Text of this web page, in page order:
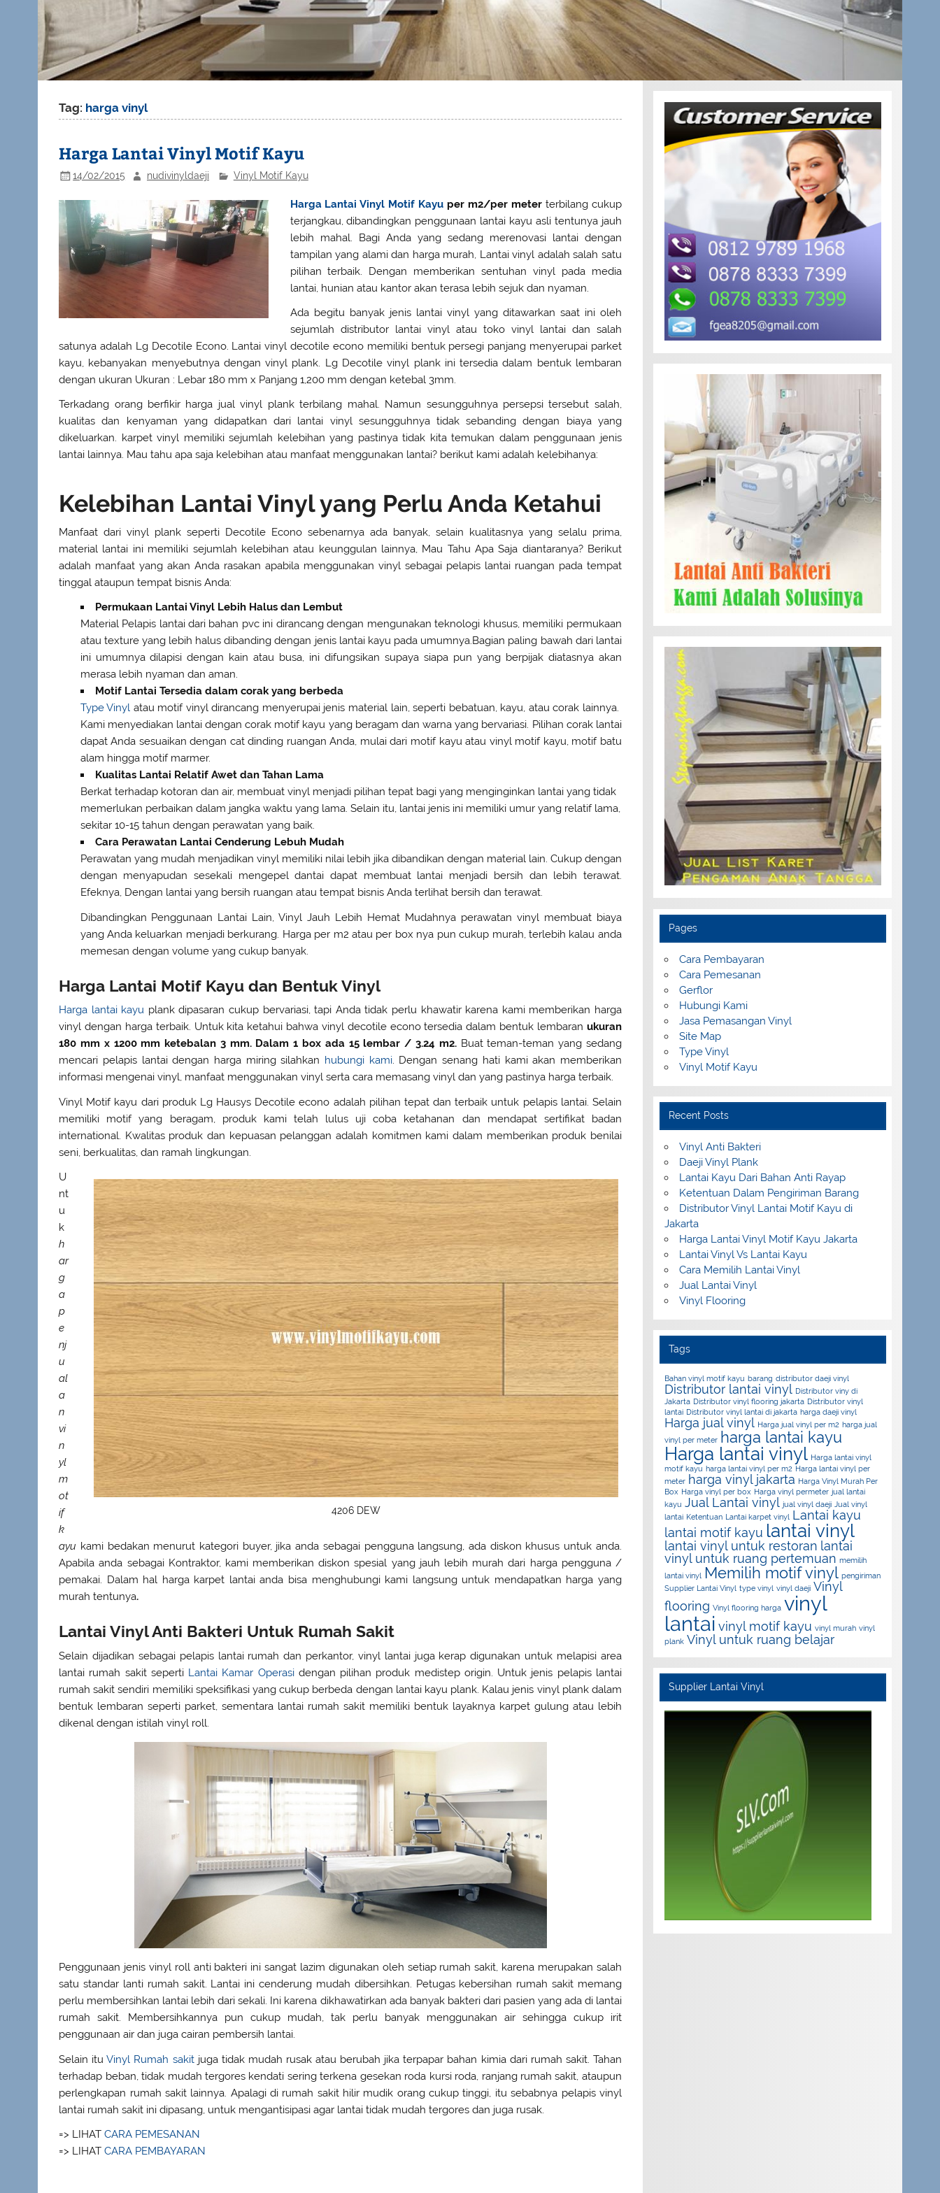
Tag: harga vinyl
Harga Lantai Vinyl Motif Kayu
14/02/2015 nudivinyldaeji Vinyl Motif Kayu
Harga Lantai Vinyl Motif Kayu per m2/per meter terbilang cukup
terjangkau, dibandingkan penggunaan lantai kayu asli tentunya jauh
lebih mahal. Bagi Anda yang sedang merenovasi lantai dengan
tampilan yang alami dan harga murah, Lantai vinyl adalah salah satu
pilihan terbaik. Dengan memberikan sentuhan vinyl pada media
lantai, hunian atau kantor akan terasa lebih sejuk dan nyaman.
Ada begitu banyak jenis lantai vinyl yang ditawarkan saat ini oleh
sejumlah distributor lantai vinyl atau toko vinyl lantai dan salah
satunya adalah Lg Decotile Econo. Lantai vinyl decotile econo memiliki bentuk persegi panjang menyerupai parket
kayu, kebanyakan menyebutnya dengan vinyl plank. Lg Decotile vinyl plank ini tersedia dalam bentuk lembaran
dengan ukuran Ukuran : Lebar 180 mm x Panjang 1,200 mm dengan ketebal 3mm.
Terkadang orang berfikir harga jual vinyl plank terbilang mahal. Namun sesungguhnya persepsi tersebut salah,
kualitas dan kenyaman yang didapatkan dari lantai vinyl sesungguhnya tidak sebanding dengan biaya yang
dikeluarkan. karpet vinyl memiliki sejumlah kelebihan yang pastinya tidak kita temukan dalam penggunaan jenis
lantai lainnya. Mau tahu apa saja kelebihan atau manfaat menggunakan lantai? berikut kami adalah kelebihanya:
Kelebihan Lantai Vinyl yang Perlu Anda Ketahui
Manfaat dari vinyl plank seperti Decotile Econo sebenarnya ada banyak, selain kualitasnya yang selalu prima,
material lantai ini memiliki sejumlah kelebihan atau keunggulan lainnya, Mau Tahu Apa Saja diantaranya? Berikut
adalah manfaat yang akan Anda rasakan apabila menggunakan vinyl sebagai pelapis lantai ruangan pada tempat
tinggal ataupun tempat bisnis Anda:
Permukaan Lantai Vinyl Lebih Halus dan Lembut
Material Pelapis lantai dari bahan pvc ini dirancang dengan mengunakan teknologi khusus, memiliki permukaan
atau texture yang lebih halus dibanding dengan jenis lantai kayu pada umumnya.Bagian paling bawah dari lantai
ini umumnya dilapisi dengan kain atau busa, ini difungsikan supaya siapa pun yang berpijak diatasnya akan
merasa lebih nyaman dan aman.
Motif Lantai Tersedia dalam corak yang berbeda
Type Vinyl atau motif vinyl dirancang menyerupai jenis material lain, seperti bebatuan, kayu, atau corak lainnya.
Kami menyediakan lantai dengan corak motif kayu yang beragam dan warna yang bervariasi. Pilihan corak lantai
dapat Anda sesuaikan dengan cat dinding ruangan Anda, mulai dari motif kayu atau vinyl motif kayu, motif batu
alam hingga motif marmer.
Kualitas Lantai Relatif Awet dan Tahan Lama
Berkat terhadap kotoran dan air, membuat vinyl menjadi pilihan tepat bagi yang menginginkan lantai yang tidak
memerlukan perbaikan dalam jangka waktu yang lama. Selain itu, lantai jenis ini memiliki umur yang relatif lama,
sekitar 10-15 tahun dengan perawatan yang baik.
Cara Perawatan Lantai Cenderung Lebuh Mudah
Perawatan yang mudah menjadikan vinyl memiliki nilai lebih jika dibandikan dengan material lain. Cukup dengan
dengan menyapudan sesekali mengepel dantai dapat membuat lantai menjadi bersih dan lebih terawat.
Efeknya, Dengan lantai yang bersih ruangan atau tempat bisnis Anda terlihat bersih dan terawat.
Dibandingkan Penggunaan Lantai Lain, Vinyl Jauh Lebih Hemat Mudahnya perawatan vinyl membuat biaya
yang Anda keluarkan menjadi berkurang. Harga per m2 atau per box nya pun cukup murah, terlebih kalau anda
memesan dengan volume yang cukup banyak.
Harga Lantai Motif Kayu dan Bentuk Vinyl
Harga lantai kayu plank dipasaran cukup bervariasi, tapi Anda tidak perlu khawatir karena kami memberikan harga
vinyl dengan harga terbaik. Untuk kita ketahui bahwa vinyl decotile econo tersedia dalam bentuk lembaran ukuran
180 mm x 1200 mm ketebalan 3 mm. Dalam 1 box ada 15 lembar / 3.24 m2. Buat teman-teman yang sedang
mencari pelapis lantai dengan harga miring silahkan hubungi kami. Dengan senang hati kami akan memberikan
informasi mengenai vinyl, manfaat menggunakan vinyl serta cara memasang vinyl dan yang pastinya harga terbaik.
Vinyl Motif kayu dari produk Lg Hausys Decotile econo adalah pilihan tepat dan terbaik untuk pelapis lantai. Selain
memiliki motif yang beragam, produk kami telah lulus uji coba ketahanan dan mendapat sertifikat badan
international. Kwalitas produk dan kepuasan pelanggan adalah komitmen kami dalam memberikan produk benilai
seni, berkualitas, dan ramah lingkungan.
4206 DEW
U
nt
u
k
h
ar
g
a
p
e
nj
u
al
a
n
vi
n
yl
m
ot
if
k
ayu kami bedakan menurut kategori buyer, jika anda sebagai pengguna langsung, ada diskon khusus untuk anda.
Apabila anda sebagai Kontraktor, kami memberikan diskon spesial yang jauh lebih murah dari harga pengguna /
pemakai. Dalam hal harga karpet lantai anda bisa menghubungi kami langsung untuk mendapatkan harga yang
murah tentunya.
Lantai Vinyl Anti Bakteri Untuk Rumah Sakit
Selain dijadikan sebagai pelapis lantai rumah dan perkantor, vinyl lantai juga kerap digunakan untuk melapisi area
lantai rumah sakit seperti Lantai Kamar Operasidengan pilihan produk medistep origin. Untuk jenis pelapis lantai
rumah sakit sendiri memiliki speksifikasi yang cukup berbeda dengan lantai kayu plank. Kalau jenis vinyl plank dalam
bentuk lembaran seperti parket, sementara lantai rumah sakit memiliki bentuk layaknya karpet gulung atau lebih
dikenal dengan istilah vinyl roll.
Penggunaan jenis vinyl roll anti bakteri ini sangat lazim digunakan oleh setiap rumah sakit, karena merupakan salah
satu standar lanti rumah sakit. Lantai ini cenderung mudah dibersihkan. Petugas kebersihan rumah sakit memang
perlu membersihkan lantai lebih dari sekali. Ini karena dikhawatirkan ada banyak bakteri dari pasien yang ada di lantai
rumah sakit. Membersihkannya pun cukup mudah, tak perlu banyak menggunakan air sehingga cukup irit
penggunaan air dan juga cairan pembersih lantai.
Selain ituVinyl Rumah sakitjuga tidak mudah rusak atau berubah jika terpapar bahan kimia dari rumah sakit. Tahan
terhadap beban, tidak mudah tergores kendati sering terkena gesekan roda kursi roda, ranjang rumah sakit, ataupun
perlengkapan rumah sakit lainnya. Apalagi di rumah sakit hilir mudik orang cukup tinggi, itu sebabnya pelapis vinyl
lantai rumah sakit ini dipasang, untuk mengantisipasi agar lantai tidak mudah tergores dan juga rusak.
=> LIHATCARA PEMESANAN
=> LIHATCARA PEMBAYARAN
Pages
Cara Pembayaran
Cara Pemesanan
Gerflor
Hubungi Kami
Jasa Pemasangan Vinyl
Site Map
Type Vinyl
Vinyl Motif Kayu
Recent Posts
Vinyl Anti Bakteri
Daeji Vinyl Plank
Lantai Kayu Dari Bahan Anti Rayap
Ketentuan Dalam Pengiriman Barang
Distributor Vinyl Lantai Motif Kayu di
Jakarta
Harga Lantai Vinyl Motif Kayu Jakarta
Lantai Vinyl Vs Lantai Kayu
Cara Memilih Lantai Vinyl
Jual Lantai Vinyl
Vinyl Flooring
Tags
Bahan vinyl motif kayu barang distributor daeji vinyl
Distributor lantai vinyl Distributor viny di
Jakarta Distributor vinyl flooring jakarta Distributor vinyl
lantai Distributor vinyl lantai di jakarta harga daeji vinyl
Harga jual vinyl Harga jual vinyl per m2 harga jual
vinyl per meter
harga lantai kayu
Harga lantai vinyl Harga lantai vinyl
motif kayu harga lantai vinyl per m2 Harga lantai vinyl per
meter harga vinyl jakarta Harga Vinyl Murah Per
Box Harga vinyl per box Harga vinyl permeter jual lantai
kayu Jual Lantai vinyl jual vinyl daeji
Jual vinyl
lantai Ketentuan Lantai karpet vinyl
Lantai kayu
lantai motif kayu lantai vinyl
lantai vinyl untuk restoran lantai
vinyl untuk ruang pertemuan memilih
lantai vinyl
Memilih motif vinyl pengiriman
Supplier Lantai Vinyl type vinyl vinyl daeji Vinyl
flooring Vinyl flooring harga vinyl
lantai vinyl motif kayu vinyl murah vinyl
plank Vinyl untuk ruang belajar
Supplier Lantai Vinyl